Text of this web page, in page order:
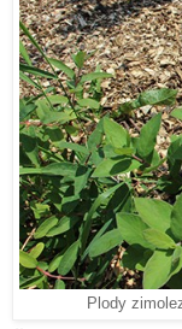
Plody